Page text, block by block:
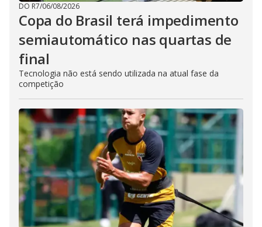
DO R7/06/08/2026
Copa do Brasil terá impedimento
semiautomático nas quartas de
final
Tecnologia não está sendo utilizada na atual fase da
competição